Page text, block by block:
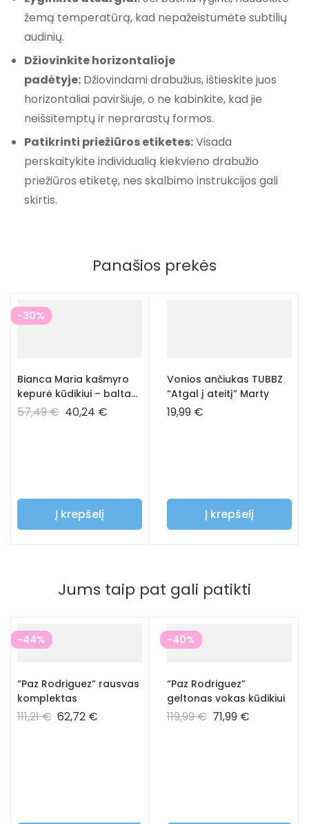
žemą temperatūrą, kad nepažeistumėte subtilių
audinių.
Džiovinkite horizontalioje
padėtyje: Džiovindami drabužius, ištieskite juos
horizontaliai paviršiuje, o ne kabinkite, kad jie
neišsitemptų ir neprarastų formos.
Patikrinti priežiūros etiketes:Visada
perskaitykite individualią kiekvieno drabužio
priežiūros etiketę, nes skalbimo instrukcijos gali
skirtis.
Panašios prekės
-30%
Bianca Maria kašmyro
kepurė kūdikiui – balta
spalva
57,49€ 40,24 €
Į krepšelį
Vonios ančiukas TUBBZ
“Atgal į ateitį” Marty
19,99 €
Į krepšelį
Jums taip pat gali patikti
-44%
“Paz Rodriguez” rausvas
komplektas
111,21€ 62,72 €
-40%
“Paz Rodriguez”
geltonas vokas kūdikiui
119,99€ 71,99 €